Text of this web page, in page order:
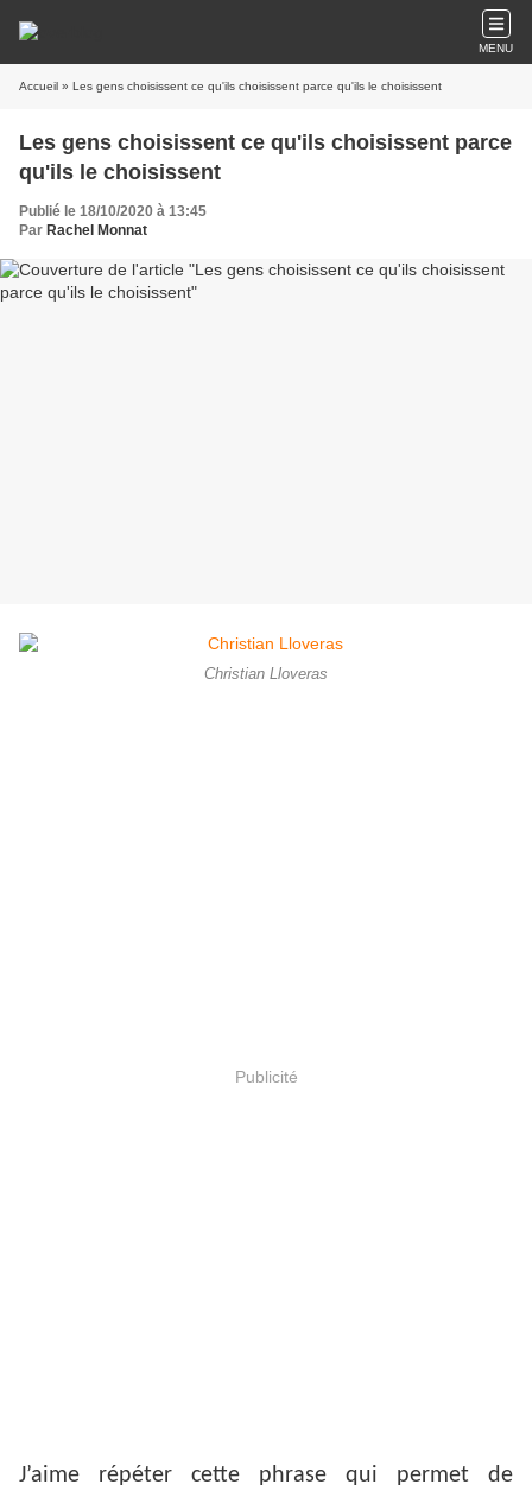
MENU
Accueil » Les gens choisissent ce qu'ils choisissent parce qu'ils le choisissent
Les gens choisissent ce qu'ils choisissent parce
qu'ils le choisissent
Publié le 18/10/2020 à 13:45
Par Rachel Monnat
Christian Lloveras
Publicité
J’aime répéter cette phrase qui permet de